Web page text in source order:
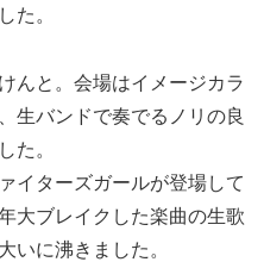
た。
んと。会場はイメージカラ
生バンドで奏でるノリの良
た。
イターズガールが登場して
大ブレイクした楽曲の生歌
いに沸きました。